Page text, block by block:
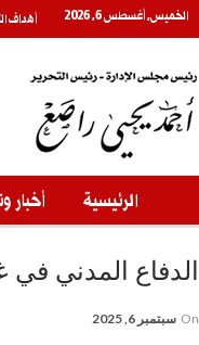
الخميس, أغسطس 6, 2026 أهداف
الرئيسية أخبار
الدفاع المدني في غزة ينفذ 22 مهمة خلال
On سبتمبر 6, 2025